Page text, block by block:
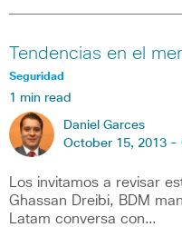
Tendencias en el
Seguridad
1 min read
Daniel Garces
October 15, 2013 -
Los invitamos a revisar
Ghassan Dreibi, BDM
Latam conversa con…